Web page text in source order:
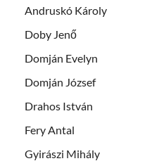
Andruskó Károly
Doby Jenő
Domján Evelyn
Domján József
Drahos István
Fery Antal
Gyirászi Mihály